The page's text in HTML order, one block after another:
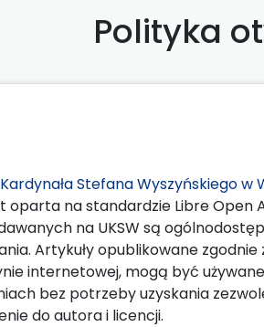
Polityka
Stefana Wyszyńskiego w
na standardzie Libre Open
na UKSW są
Artykuły opublikowane
internetowej, mogą być
bez potrzeby uzyskania
do autora i licencji.